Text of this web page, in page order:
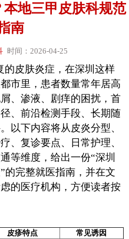
地三甲皮肤科规范
南
时间：2026-04-25
的皮肤炎症，在深圳这样
市里，患者数量常年居高
、渗液、剧痒的困扰，首
、前沿检测手段、长期随
以下内容将从皮炎分型、
、复诊要点、日常护理、
等维度，给出一份“深圳
的完整就医指南，并在文
的医疗机构，方便读者按
皮疹特点
常见诱因